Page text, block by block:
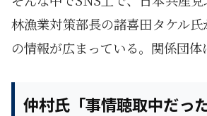
林漁業対策部長の諸喜田タケル
の情報が広まっている。関係団体
仲村氏「事情聴取中だっ